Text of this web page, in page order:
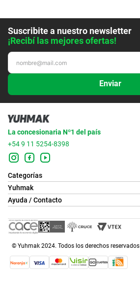
Suscribite a nuestro newsletter
¡Recibí las mejores ofertas!
Enviar
La concesionaria Nº1 del país
+54 9 11 5254-8398
Categorías
Yuhmak
Ayuda / Contacto
© Yuhmak 2024. Todos los derechos reservados